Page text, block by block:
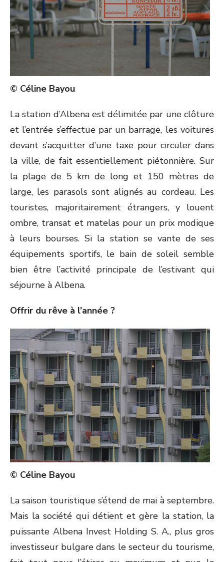
© Céline Bayou
La station d’Albena est délimitée par une clôture
et l’entrée s’effectue par un barrage, les voitures
devant s’acquitter d’une taxe pour circuler dans
la ville, de fait essentiellement piétonnière. Sur
la plage de 5 km de long et 150 mètres de
large, les parasols sont alignés au cordeau. Les
touristes, majoritairement étrangers, y louent
ombre, transat et matelas pour un prix modique
à leurs bourses. Si la station se vante de ses
équipements sportifs, le bain de soleil semble
bien être l’activité principale de l’estivant qui
séjourne à Albena.
Offrir du rêve à l’année ?
© Céline Bayou
La saison touristique s’étend de mai à septembre.
Mais la société qui détient et gère la station, la
puissante Albena Invest Holding S. A., plus gros
investisseur bulgare dans le secteur du tourisme,